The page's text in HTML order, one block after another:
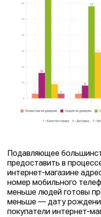
Подавляющее
предоставить в
интернет-магазине
номер мобильного
меньше людей готовы
меньше — дату
покупатели интернет-